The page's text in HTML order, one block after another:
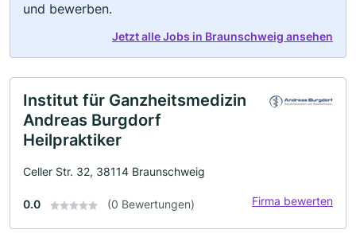
und bewerben.
Jetzt alle Jobs in Braunschweig ansehen
Institut für Ganzheitsmedizin
Andreas Burgdorf
Heilpraktiker
Celler Str. 32, 38114 Braunschweig
0.0 (0 Bewertungen) Firma bewerten